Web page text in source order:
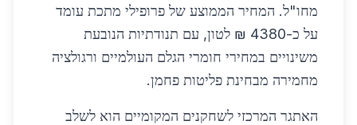
מחו"ל. המחיר הממוצע של פרופילי מתכת עומד
על כ-4380 ₪ לטון, עם תנודתיות הנובעת
משינויים במחירי חומרי הגלם העולמיים ורגולציה
מחמירה מבחינת פליטות פחמן.
האתגר המרכזי לשחקנים המקומיים הוא לשלב